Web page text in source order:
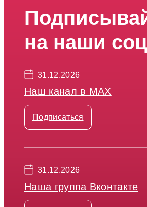
на наши
31.12.2026
Наш канал в МАХ
Подписаться
31.12.2026
Наша группа Вконтакте